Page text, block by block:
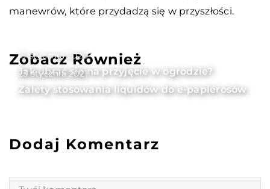
manewrów, które przydadzą się w przyszłości.
Zobacz Również
15 stycznia 2020
Jak ubrać się na przyjęcie w ogrodzie?
23 stycznia 2021
Zalety stosowania liquidów do e-papierosów
Dodaj Komentarz